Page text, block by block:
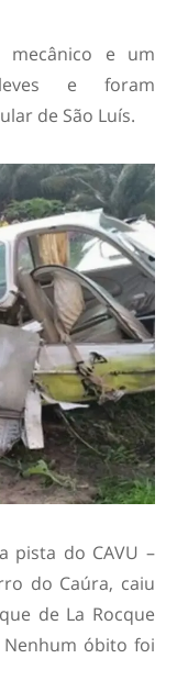
mecânico e um
e foram
de São Luís.
pista do CAVU –
do Caúra, caiu
de La Rocque
Nenhum óbito foi